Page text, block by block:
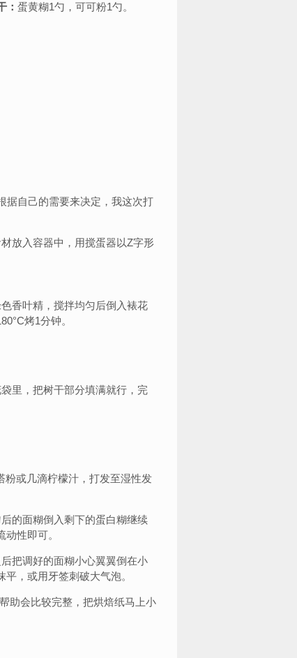
： 蛋黄糊1勺，可可粉1勺。
据自己的需要来决定，我这次打
放入容器中，用搅蛋器以Z字形
香叶精，搅拌均匀后倒入裱花
烤1分钟。
里，把树干部分填满就行，完
粉或几滴柠檬汁，打发至湿性发
的面糊倒入剩下的蛋白糊继续
性即可。
把调好的面糊小心翼翼倒在小
，或用牙签刺破大气泡。
助会比较完整，把烘焙纸马上小